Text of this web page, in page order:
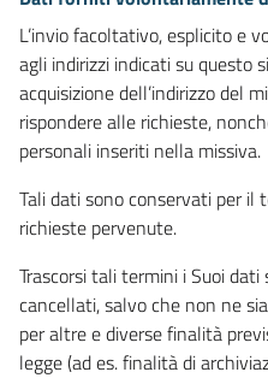
L’invio facoltativo, esplicito e
agli indirizzi indicati su questo
acquisizione dell’indirizzo del
rispondere alle richieste,
personali inseriti nella missiva.
Tali dati sono conservati per il
richieste pervenute.
Trascorsi tali termini i Suoi
cancellati, salvo che non ne
per altre e diverse finalità
legge (ad es. finalità di